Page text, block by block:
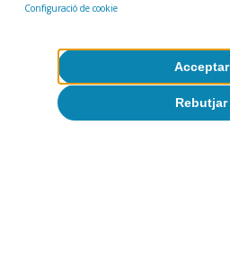
Configuració de cookie
Rebutjar
Acceptar
Treballa amb nosaltres
Equip